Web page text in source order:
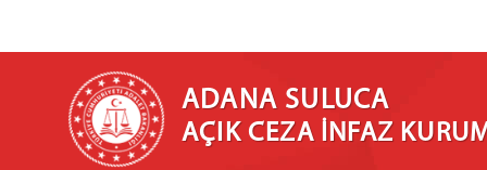
ADANA SULUCA
AÇIK CEZA İNFAZ